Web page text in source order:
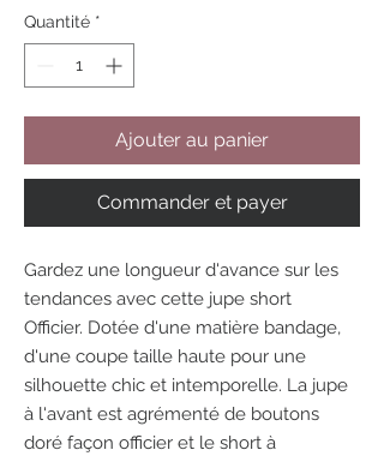
Quantité *
Ajouter au panier
Commander et payer
Gardez une longueur d'avance sur les
tendances avec cette jupe short
Officier. Dotée d'une matière bandage,
d'une coupe taille haute pour une
silhouette chic et intemporelle. La jupe
à l'avant est agrémenté de boutons
doré façon officier et le short à